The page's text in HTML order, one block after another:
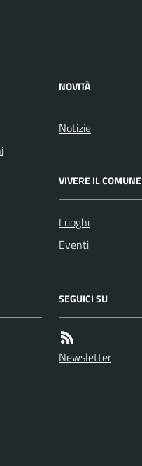
NOVITÀ
Notizie
VIVERE IL COMUNE
Luoghi
Eventi
SEGUICI SU
Newsletter